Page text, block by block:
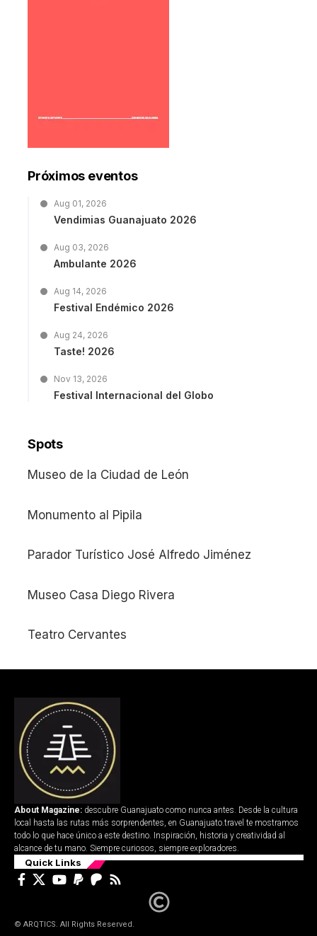
Próximos eventos
Aug 01, 2026
Vendimias Guanajuato 2026
Aug 03, 2026
Ambulante 2026
Aug 14, 2026
Festival Endémico 2026
Aug 24, 2026
Taste! 2026
Nov 13, 2026
Festival Internacional del Globo
Spots
Museo de la Ciudad de León
Monumento al Pipila
Parador Turístico José Alfredo Jiménez
Museo Casa Diego Rivera
Teatro Cervantes
About Magazine: descubre Guanajuato como nunca antes. Desde la cultura
local hasta las rutas más sorprendentes, en Guanajuato.travel te mostramos
todo lo que hace único a este destino. Inspiración, historia y creatividad al
alcance de tu mano. Siempre curiosos, siempre exploradores.
Quick Links
© ARQTICS. All Rights Reserved.